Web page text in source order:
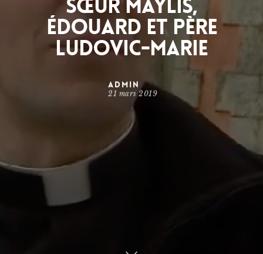
Sœur Maylis,
Édouard et Père
Ludovic-Marie
Admin
21 mars 2019